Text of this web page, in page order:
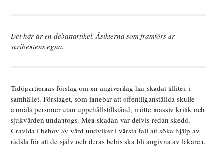
Det här är en debattartikel. Åsikterna som framförs är
skribentens egna.
Tidöpartiernas förslag om en angiverilag har skadat tilliten i
samhället. Förslaget, som innebar att offentliganställda skulle
anmäla personer utan uppehållstillstånd, mötte massiv kritik och
sjukvården undantogs. Men skadan var delvis redan skedd.
Gravida i behov av vård undviker i värsta fall att söka hjälp av
rädsla för att de själv och deras bebis ska bli angivna av läkaren.